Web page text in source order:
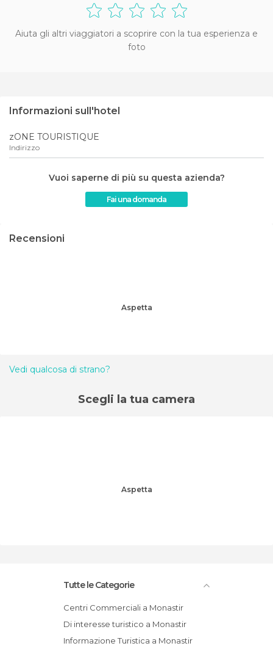
Aiuta gli altri viaggiatori a scoprire con la tua esperienza e
foto
Informazioni sull'hotel
zONE TOURISTIQUE
Indirizzo
Vuoi saperne di più su questa azienda?
Fai una domanda
Recensioni
Aspetta
Vedi qualcosa di strano?
Scegli la tua camera
Aspetta
Tutte le Categorie
Centri Commerciali a Monastir
Di interesse turistico a Monastir
Informazione Turistica a Monastir